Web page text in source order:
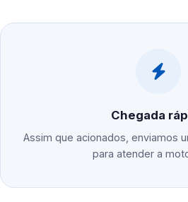
Chegada
Assim que acionados, enviamos
para atender a